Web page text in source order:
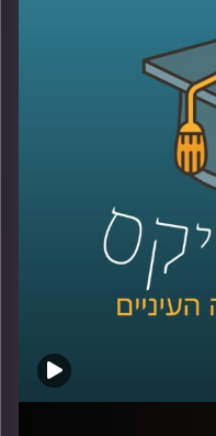
ושזורים
אור בספרה
לקראת
נגד נשים